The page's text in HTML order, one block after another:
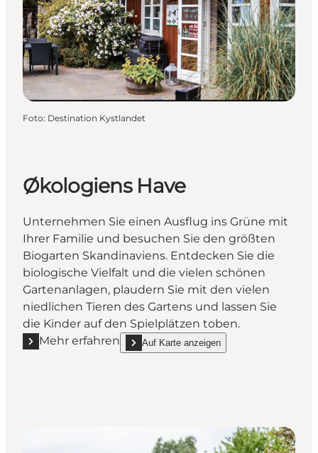
Foto: Destination Kystlandet
Økologiens Have
Unternehmen Sie einen Ausflug ins Grüne mit
Ihrer Familie und besuchen Sie den größten
Biogarten Skandinaviens. Entdecken Sie die
biologische Vielfalt und die vielen schönen
Gartenanlagen, plaudern Sie mit den vielen
niedlichen Tieren des Gartens und lassen Sie
die Kinder auf den Spielplätzen toben.
Mehr erfahren
Mehr erfahren "Økologiens Have"
Auf Karte anzeigen
show Økologiens Have on_map